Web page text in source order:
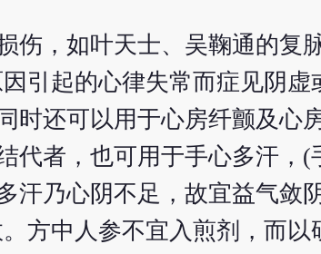
伤，如叶天士、吴鞠通的复
引起的心律失常而症见阴
时还可以用于心房纤颤及心
代者，也可用于手心多汗，
汗乃心阴不足，故宜益气敛
方中人参不宜入煎剂，而